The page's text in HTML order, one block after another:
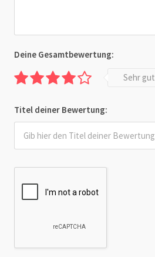
Deine Gesamtbewertung:
Sehr gut
Titel deiner Bewertung: